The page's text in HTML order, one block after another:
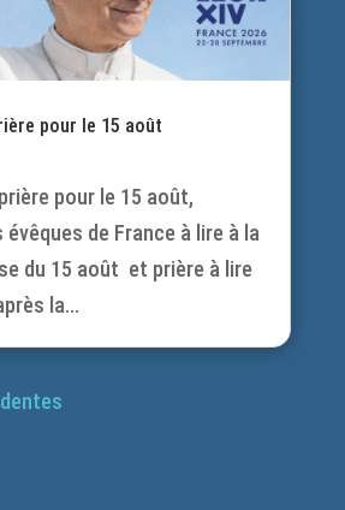
pour le 15 août
pour le 15 août,
évêques de France à lire à la
du 15 août et prière à lire
la...